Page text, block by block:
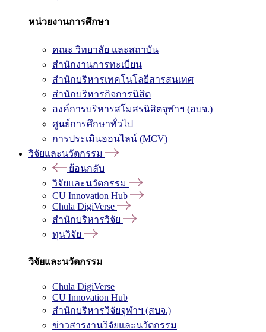
หน่วยงานการศึกษา
คณะ วิทยาลัย และสถาบัน
สำนักงานการทะเบียน
สำนักบริหารเทคโนโลยีสารสนเทศ
สำนักบริหารกิจการนิสิต
องค์การบริหารสโมสรนิสิตจุฬาฯ (อบจ.)
ศูนย์การศึกษาทั่วไป
การประเมินออนไลน์ (MCV)
วิจัยและนวัตกรรม
ย้อนกลับ
วิจัยและนวัตกรรม
CU Innovation Hub
Chula DigiVerse
สำนักบริหารวิจัย
ทุนวิจัย
วิจัยและนวัตกรรม
Chula DigiVerse
CU Innovation Hub
สำนักบริหารวิจัยจุฬาฯ (สบจ.)
ข่าวสารงานวิจัยและนวัตกรรม